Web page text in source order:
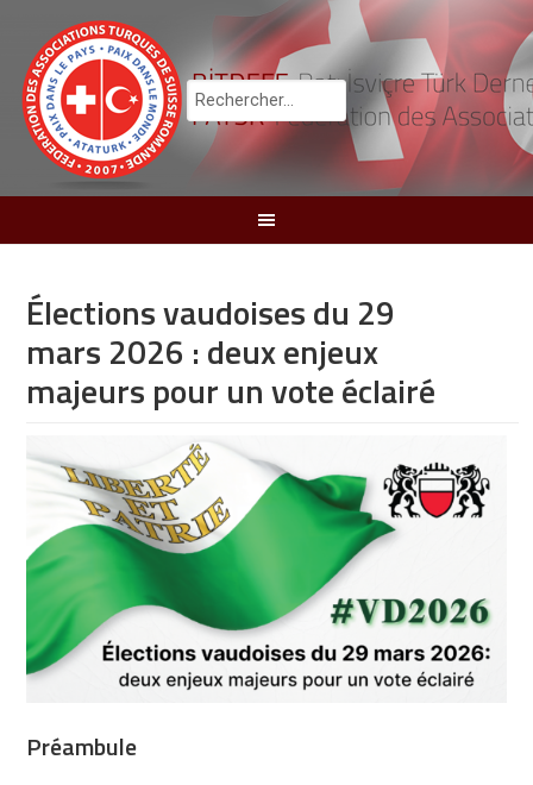
Élections vaudoises du 29
mars 2026 : deux enjeux
majeurs pour un vote éclairé
Préambule